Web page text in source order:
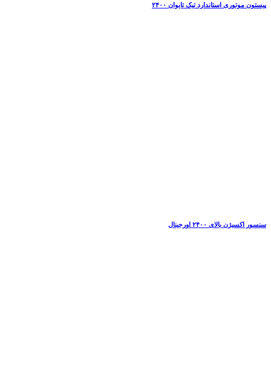
پیستون موتوری استاندارد تیک تایوان ۲۴۰۰
سنسور اکسیژن بالای ۲۴۰۰ اورجینال